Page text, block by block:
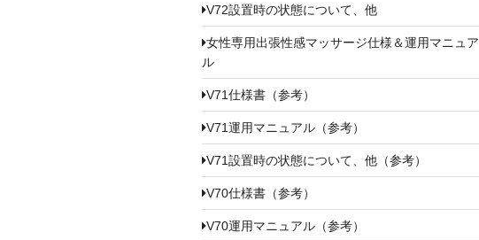
V72設置時の状態について、他
女性専用出張性感マッサージ仕様＆運用マニュア
ル
V71仕様書（参考）
V71運用マニュアル（参考）
V71設置時の状態について、他（参考）
V70仕様書（参考）
V70運用マニュアル（参考）